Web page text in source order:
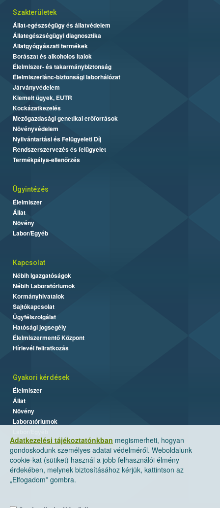
Adatkezelési tájékoztatónkban megismerheti, hogyan
gondoskodunk személyes adatai védelméről. Weboldalunk
cookie-kat (sütiket) használ a jobb felhasználói élmény
érdekében, melynek biztosításához kérjük, kattintson az
„Elfogadom” gombra.
Szakterületek
Állat-egészségügy és állatvédelem
Állategészségügyi diagnosztika
Állatgyógyászati termékek
Borászat és alkoholos italok
Élelmiszer- és takarmánybiztonság
Élelmiszerlánc-biztonsági laborhálózat
Járványvédelem
Kiemelt ügyek, EUTR
Kockázatkezelés
Mezőgazdasági genetikai erőforrások
Növényvédelem
Nyilvántartási és Felügyeleti Díj
Rendszerszervezés és felügyelet
Termékpálya-ellenőrzés
Ügyintézés
Élelmiszer
Állat
Növény
Labor/Egyéb
Kapcsolat
Nébih Igazgatóságok
Nébih Laboratóriumok
Kormányhivatalok
Sajtókapcsolat
Ügyfélszolgálat
Hatósági jogsegély
Élelmiszermentő Központ
Hírlevél feliratkozás
Gyakori kérdések
Élelmiszer
Állat
Növény
Laboratóriumok